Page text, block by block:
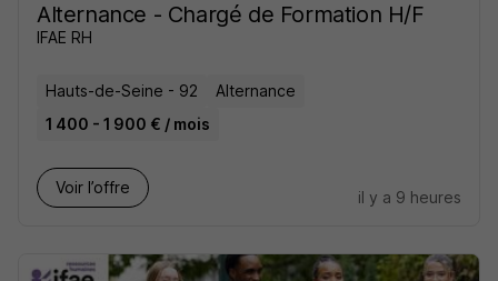
Alternance - Chargé de Formation H/F
IFAE RH
Hauts-de-Seine - 92
Alternance
1 400 - 1 900 € / mois
Voir l’offre
il y a 9 heures